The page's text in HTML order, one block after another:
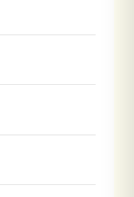
円(税込)
ール代金
金引換・銀
オンライ
auかんたん
支払いがご
しては、ご
します。
出荷時期が
様のお手元